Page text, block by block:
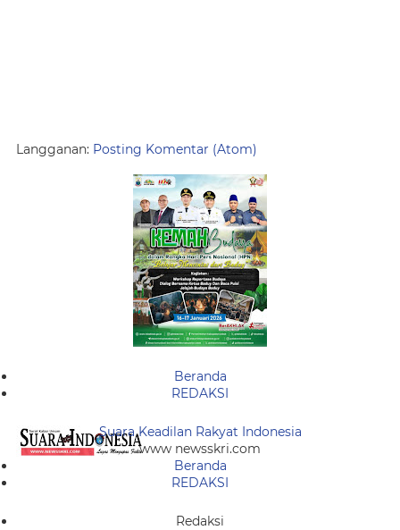
Langganan: Posting Komentar (Atom)
Beranda
REDAKSI
Suara Keadilan Rakyat Indonesia
www newsskri.com
Beranda
REDAKSI
Redaksi